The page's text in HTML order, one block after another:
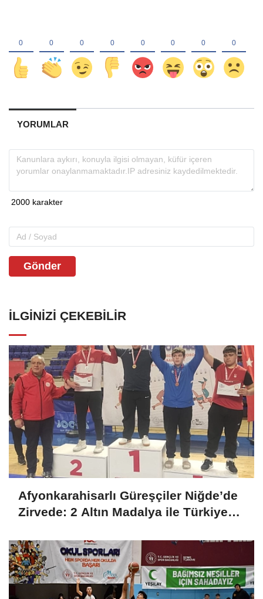
YORUMLAR
Gönder
İLGINIZI ÇEKEBILIR
Afyonkarahisarlı Güreşçiler Niğde’de
Zirvede: 2 Altın Madalya ile Türkiye